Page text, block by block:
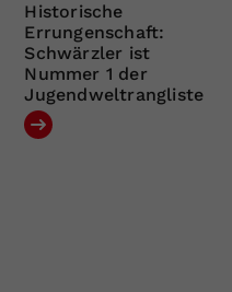
Historische
Errungenschaft:
Schwärzler ist
Nummer 1 der
Jugendweltrangliste